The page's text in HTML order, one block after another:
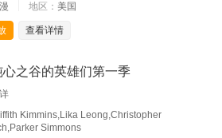
地区： 美国
查看详情
心之谷的英雄们第一季
Kimmins,Lika Leong,Christopher
Simmons